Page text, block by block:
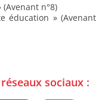
n°8)
éducation » (Avenant
sociaux :